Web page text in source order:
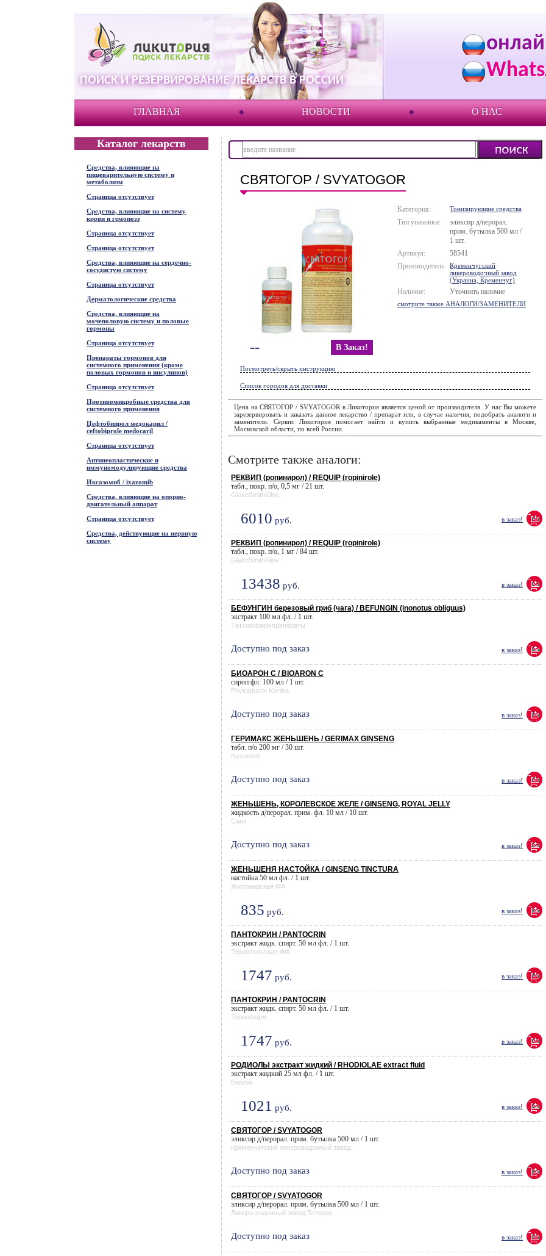
ПОИСК И РЕЗЕРВИРОВАНИЕ ЛЕКАРСТВ В РОССИИ
ГЛАВНАЯ НОВОСТИ О НАС
Каталог лекарств
Средства, влияющие на
пищеварительную систему и
метаболизм
Страница отсутствует
Средства, влияющие на систему
крови и гемопоэз
Страница отсутствует
Страница отсутствует
Средства, влияющие на сердечно-
сосудистую систему
Страница отсутствует
Дерматологические средства
Средства, влияющие на
мочеполовую систему и половые
гормоны
Страница отсутствует
Препараты гормонов для
системного применения (кроме
половых гормонов и инсулинов)
Страница отсутствует
Противомикробные средства для
системного применения
Цефтобипрол медокарил /
ceftobiprole medocaril
Страница отсутствует
Антинеопластические и
иммуномодулирующие средства
Иксазомиб / ixazomib
Средства, влияющие на опорно-
двигательный аппарат
Страница отсутствует
Средства, действующие на нервную
систему
СВЯТОГОР / SVYATOGOR
-- В Заказ!
Категория: Тонизирующие средства
Тип упаковки:
эликсир д/перорал.
прим. бутылка 500 мл /
1 шт.
Артикул:
58541
Производитель: Кременчугский
ликероводочный завод
(Украина, Кременчуг)
Наличие: Уточнить наличие
смотрите также АНАЛОГИ/ЗАМЕНИТЕЛИ
Посмотреть/скрыть инструкцию
Список городов для доставки
Цена на СВЯТОГОР / SVYATOGOR в Ликитория является ценой от производителя. У нас Вы можете
зарезервировать и заказать данное лекарство / препарат или, в случае наличия, подобрать аналоги и
заменители. Сервис Ликитория помогает найти и купить выбранные медикаменты в Москве,
Московской области, по всей России.
Смотрите также аналоги:
РЕКВИП (ропинирол) / REQUIP (ropinirole)
табл., покр. п/о, 0,5 мг / 21 шт.
GlaxoSmithKline
6010 руб. в заказ!
РЕКВИП (ропинирол) / REQUIP (ropinirole)
табл., покр. п/о, 1 мг / 84 шт.
GlaxoSmithKline
13438 руб. в заказ!
БЕФУНГИН березовый гриб (чага) / BEFUNGIN (inonotus obliguus)
экстракт 100 мл фл. / 1 шт.
Татхимфармпрепараты
Доступно под заказ в заказ!
БИОАРОН C / BIOARON C
сироп фл. 100 мл / 1 шт.
Phytopharm Klenka
Доступно под заказ в заказ!
ГЕРИМАКС ЖЕНЬШЕНЬ / GERIMAX GINSENG
табл. п/о 200 мг / 30 шт.
Nycomed
Доступно под заказ в заказ!
ЖЕНЬШЕНЬ, КОРОЛЕВСКОЕ ЖЕЛЕ / GINSENG, ROYAL JELLY
жидкость д/перорал. прим. фл. 10 мл / 10 шт.
Санх
Доступно под заказ в заказ!
ЖЕНЬШЕНЯ НАСТОЙКА / GINSENG TINCTURA
настойка 50 мл фл. / 1 шт.
Житомирская ФФ
835 руб. в заказ!
ПАНТОКРИН / PANTOCRIN
экстракт жидк. спирт. 50 мл фл. / 1 шт.
Тернопольская ФФ
1747 руб. в заказ!
ПАНТОКРИН / PANTOCRIN
экстракт жидк. спирт. 50 мл фл. / 1 шт.
Тернофарм
1747 руб. в заказ!
РОДИОЛЫ экстракт жидкий / RHODIOLAE extract fluid
экстракт жидкий 25 мл фл. / 1 шт.
Биолик
1021 руб. в заказ!
СВЯТОГОР / SVYATOGOR
эликсир д/перорал. прим. бутылка 500 мл / 1 шт.
Кременчугский ликероводочный завод
Доступно под заказ в заказ!
СВЯТОГОР / SVYATOGOR
эликсир д/перорал. прим. бутылка 500 мл / 1 шт.
Ликеро-водочный завод Тетерев
Доступно под заказ в заказ!